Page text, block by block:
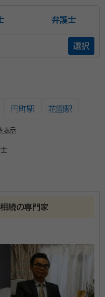
弁護士
選択
表示
円町駅 花園駅
駅
千代川駅
続の専門家